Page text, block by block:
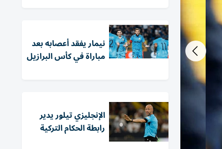
نيمار يفقد أعصابه بعد
مباراة في كأس البرازيل
الإنجليزي تيلور يدير
رابطة الحكام التركية